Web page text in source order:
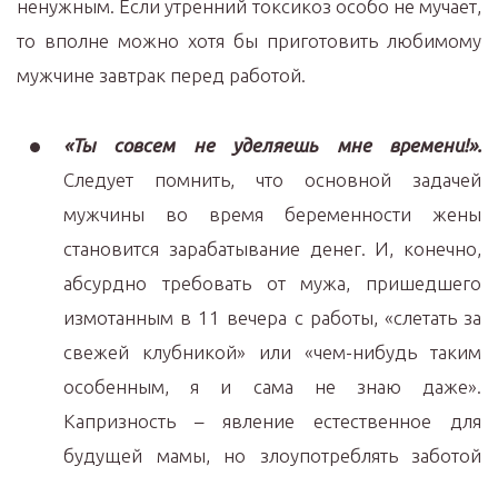
ненужным. Если утренний токсикоз особо не мучает,
то вполне можно хотя бы приготовить любимому
мужчине завтрак перед работой.
«Ты совсем не уделяешь мне времени!».
Следует помнить, что основной задачей
мужчины во время беременности жены
становится зарабатывание денег. И, конечно,
абсурдно требовать от мужа, пришедшего
измотанным в 11 вечера с работы, «слетать за
свежей клубникой» или «чем-нибудь таким
особенным, я и сама не знаю даже».
Капризность – явление естественное для
будущей мамы, но злоупотреблять заботой